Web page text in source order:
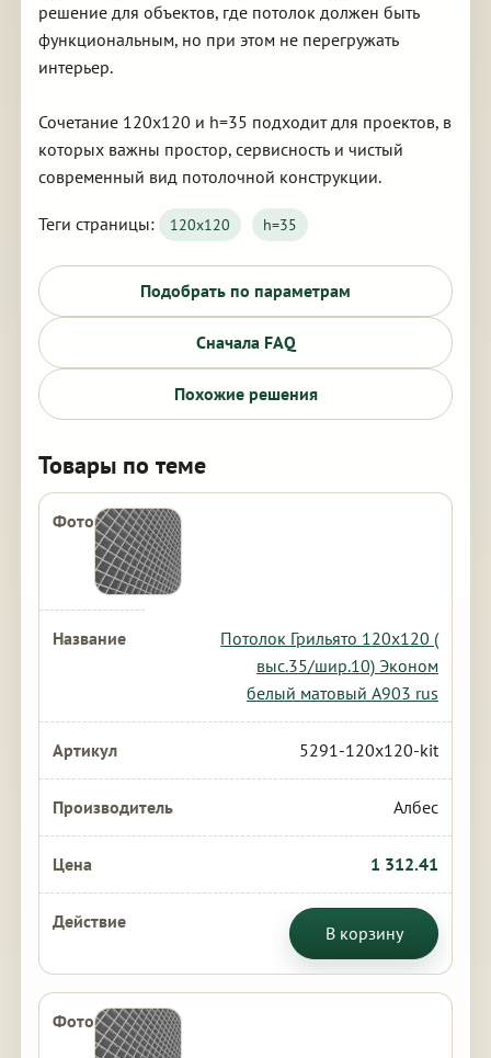
решение для объектов, где потолок должен быть
функциональным, но при этом не перегружать
интерьер.
Сочетание 120х120 и h=35 подходит для проектов, в
которых важны простор, сервисность и чистый
современный вид потолочной конструкции.
Теги страницы: 120х120 h=35
Подобрать по параметрам
Сначала FAQ
Похожие решения
Товары по теме
Потолок Грильято 120х120 (
выс.35/шир.10) Эконом
белый матовый А903 rus
5291-120x120-kit
Албес
1 312.41
В корзину